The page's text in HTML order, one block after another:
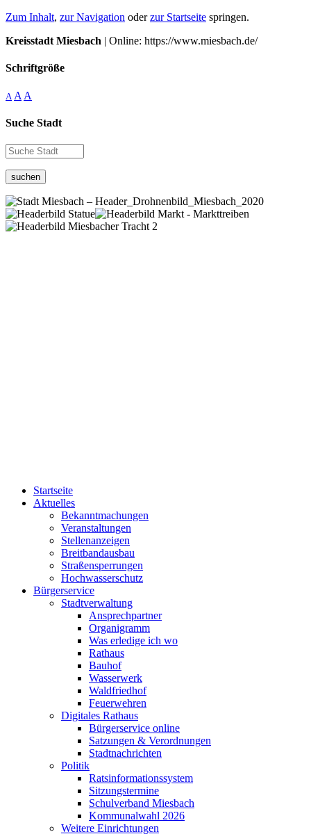
Zum Inhalt, zur Navigation oderzur Startseite springen.
Kreisstadt Miesbach | Online: https://www.miesbach.de/
Schriftgröße
A A A
Suche Stadt
suchen
Startseite
Aktuelles
Bekanntmachungen
Veranstaltungen
Stellenanzeigen
Breitbandausbau
Straßensperrungen
Hochwasserschutz
Bürgerservice
Stadtverwaltung
Ansprechpartner
Organigramm
Was erledige ich wo
Rathaus
Bauhof
Wasserwerk
Waldfriedhof
Feuerwehren
Digitales Rathaus
Bürgerservice online
Satzungen & Verordnungen
Stadtnachrichten
Politik
Ratsinformationssystem
Sitzungstermine
Schulverband Miesbach
Kommunalwahl 2026
Weitere Einrichtungen